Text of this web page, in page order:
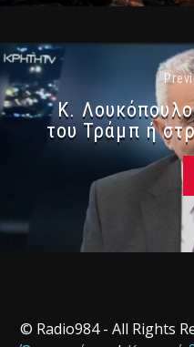
Κ.
του Τράμπ ή
© Radio984 - All Rights